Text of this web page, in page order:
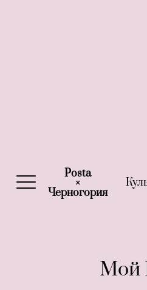
Posta
×
Черногория(current)
Мой